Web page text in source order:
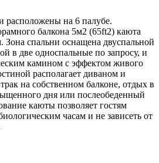
расположены на 6 палубе.
балкона 5м2 (65ft2) каюта
Зона спальни оснащена двуспальной
в две односпальные по запросу, и
камином с эффектом живого
располагает диваном и
на собственном балконе, отдых в
дня или послеобеденный
каюты позволяет гостям
часам и не зависеть от